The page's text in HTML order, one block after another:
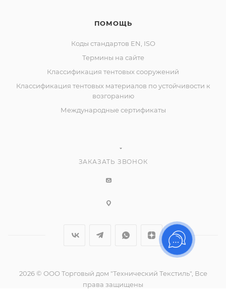
ПОМОЩЬ
Коды стандартов EN, ISO
Термины на сайте
Классификация тентовых сооружений
Классификация тентовых материалов по устойчивости к
возгоранию
Международные сертификаты
ЗАКАЗАТЬ ЗВОНОК
2026 © ООО Торговый дом "Технический Текстиль", Все
права защищены